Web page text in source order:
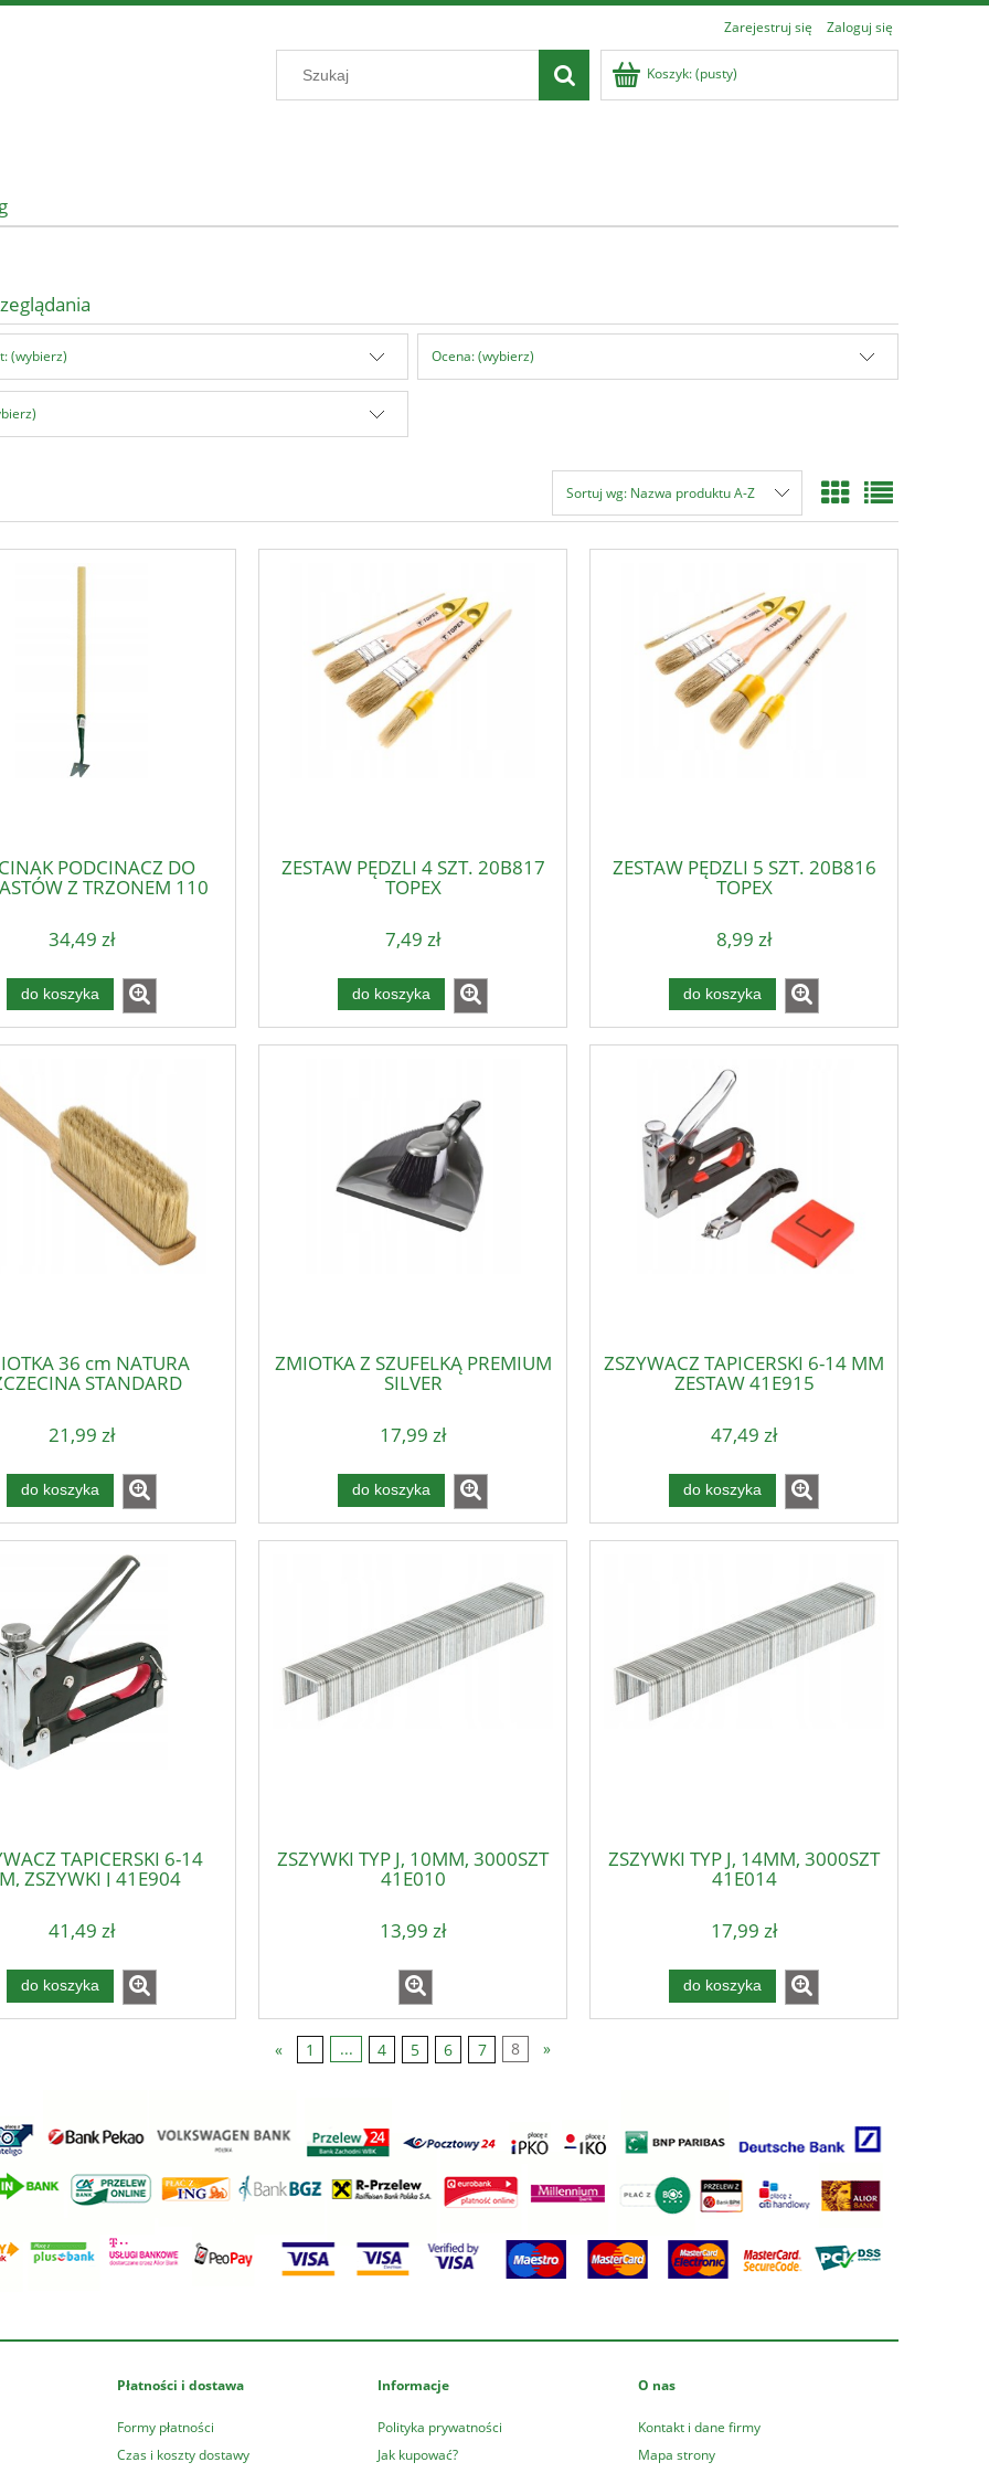
Zarejestruj się Zaloguj się
Koszyk:(pusty)
(wybierz) Ocena: (wybierz)
Sortuj wg: Nazwa produktu A-Z
PODCINACZ DO
Z TRZONEM 110
34,49 zł
do koszyka
ZESTAW PĘDZLI 4 SZT. 20B817
TOPEX
7,49 zł
do koszyka
ZESTAW PĘDZLI 5 SZT. 20B816
TOPEX
8,99 zł
do koszyka
36 cm NATURA
STANDARD
21,99 zł
do koszyka
ZMIOTKA Z SZUFELKĄ PREMIUM
SILVER
17,99 zł
do koszyka
ZSZYWACZ TAPICERSKI 6-14 MM
ZESTAW 41E915
47,49 zł
do koszyka
TAPICERSKI 6-14
ZSZYWKI J 41E904
41,49 zł
do koszyka
ZSZYWKI TYP J, 10MM, 3000SZT
41E010
13,99 zł
ZSZYWKI TYP J, 14MM, 3000SZT
41E014
17,99 zł
do koszyka
« 1 ... 4 5 6 7 8 »
Płatności i dostawa
Formy płatności
Czas i koszty dostawy
Informacje
Polityka prywatności
Jak kupować?
O nas
Kontakt i dane firmy
Mapa strony